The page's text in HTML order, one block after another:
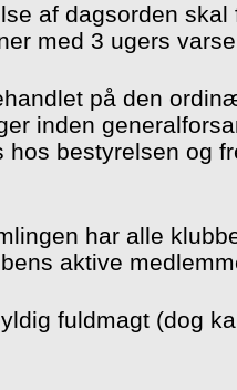
af dagsorden
med 3 ugers
på den
inden
hos bestyrelsen og
har alle
aktive
fuldmagt (dog